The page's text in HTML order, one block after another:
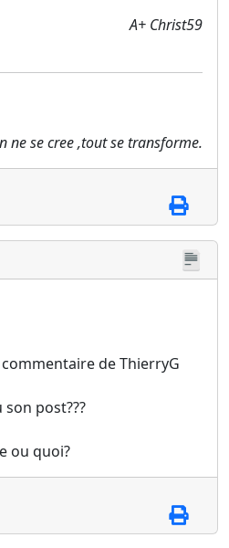
A+ Christ59
ne se cree ,tout se transforme.
de ThierryG
post???
ou quoi?